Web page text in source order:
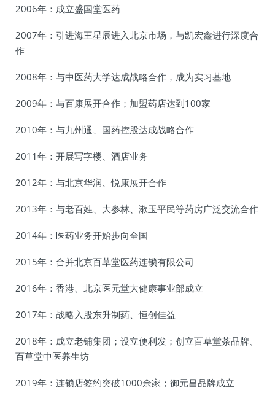
2006年：成立盛国堂医药
2007年：引进海王星辰进入北京市场，与凯宏鑫进行深度合
作
2008年：与中医药大学达成战略合作，成为实习基地
2009年：与百康展开合作；加盟药店达到100家
2010年：与九州通、国药控股达成战略合作
2011年：开展写字楼、酒店业务
2012年：与北京华润、悦康展开合作
2013年：与老百姓、大参林、漱玉平民等药房广泛交流合作
2014年：医药业务开始步向全国
2015年：合并北京百草堂医药连锁有限公司
2016年：香港、北京医元堂大健康事业部成立
2017年：战略入股东升制药、恒创佳益
2018年：成立老铺集团；设立便利发；创立百草堂茶品牌、
百草堂中医养生坊
2019年：连锁店签约突破1000余家；御元昌品牌成立